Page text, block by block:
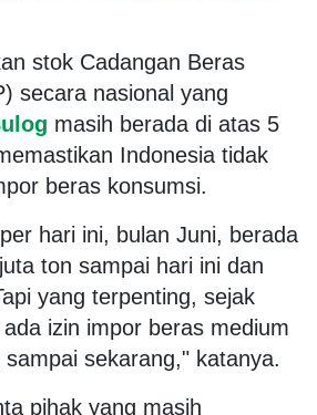
stok Cadangan Beras
secara nasional yang
masih berada di atas 5
Indonesia tidak
beras konsumsi.
hari ini, bulan Juni, berada
ton sampai hari ini dan
yang terpenting, sejak
izin impor beras medium
sekarang," katanya.
pihak yang masih